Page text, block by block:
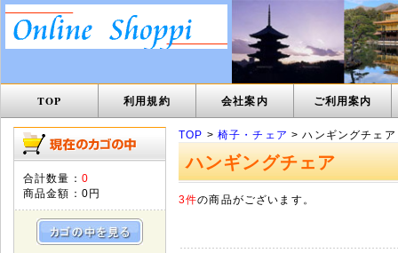
TOP 利用規約 会社案内 ご利用案内
合計数量： 0
商品金額： 0円
TOP > 椅子・チェア > ハンギングチェア
ハンギングチェア
3件の商品がございます。